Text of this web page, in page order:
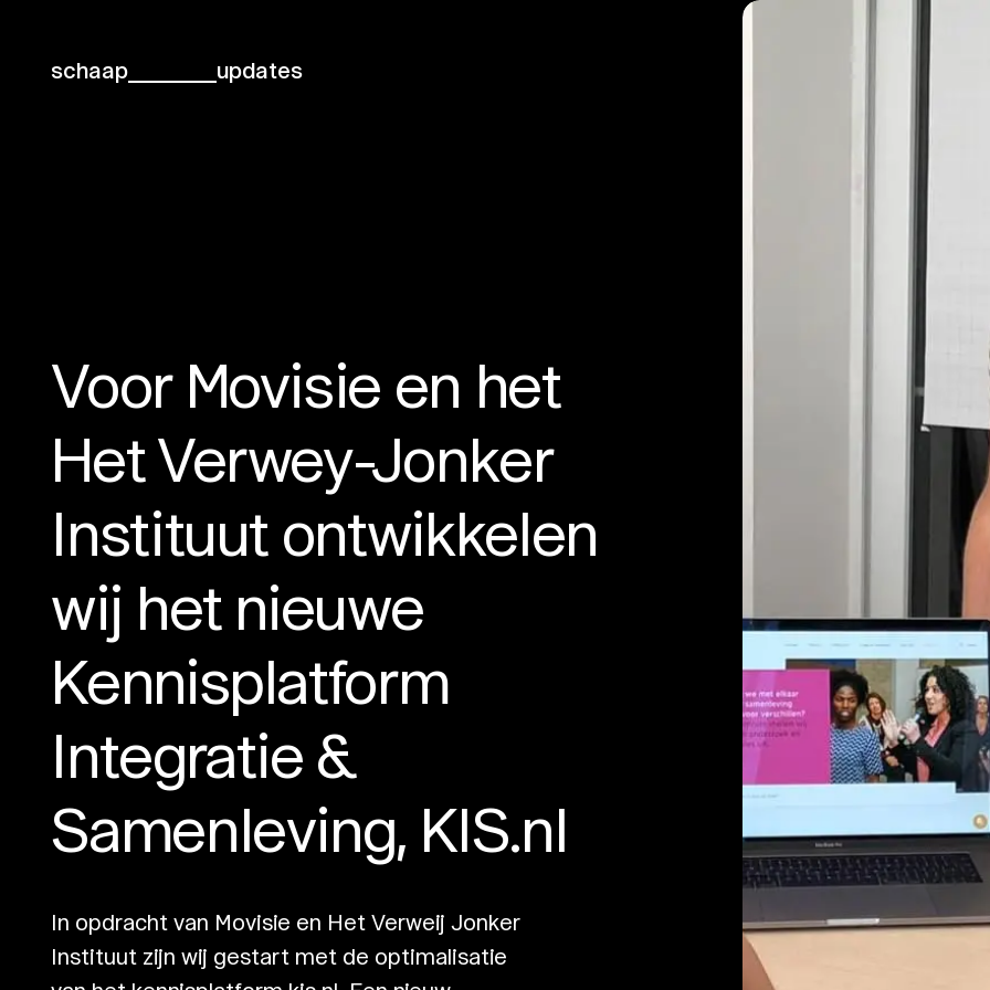
schaap updates
Voor Movisie en het
Het Verwey-Jonker
Instituut ontwikkelen
wij het nieuwe
Kennisplatform
Integratie &
Samenleving, KIS.nl
In opdracht van Movisie en Het Verweij Jonker
Instituut zijn wij gestart met de optimalisatie